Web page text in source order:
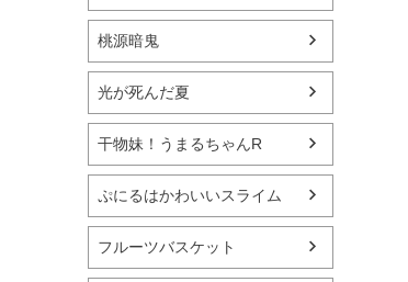
桃源暗鬼
光が死んだ夏
干物妹！うまるちゃんR
ぷにるはかわいいスライム
フルーツバスケット